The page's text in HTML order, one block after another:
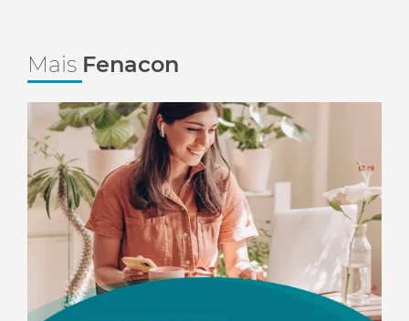
Mais Fenacon